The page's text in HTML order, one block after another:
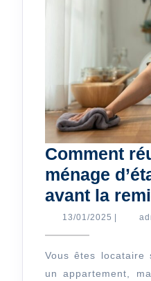
Comment
ménage
avant la
13/01/2025 13/01/
|
Vous êtes locataire sur le point de quitter
un appartement,